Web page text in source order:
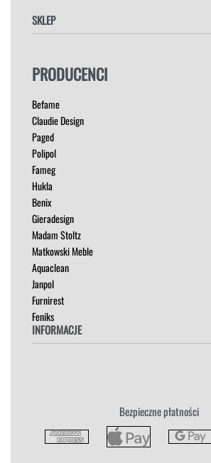
SKLEP
HOKERY
ŁÓŻKA
MEBLE RTV
NAROŻNIKI
OUTLET
PUFY
SOFY
STOLIKI
STOŁY
SZAFKI I KOMODY
PRODUCENCI
Befame
Claudie Design
Paged
Polipol
Fameg
Hukla
Benix
Gieradesign
Madam Stoltz
Matkowski Meble
Aquaclean
Janpol
Furnirest
Feniks
INFORMACJE
Płatność i Dostawa
Bezpieczne płatności